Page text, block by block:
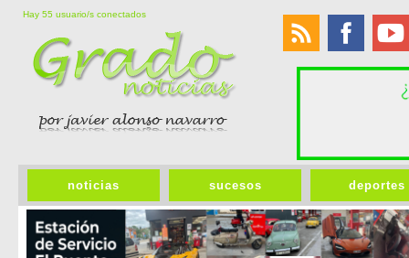
Hay 55 usuario/s conectados
noticias sucesos deportes